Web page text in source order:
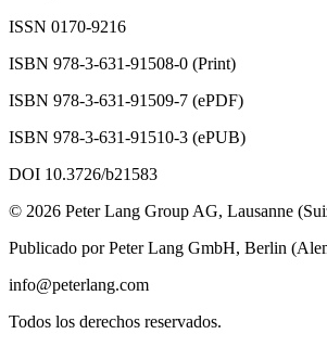
ISSN 0170-9216
ISBN 978-3-631-91508-0 (Print)
ISBN 978-3-631-91509-7 (ePDF)
ISBN 978-3-631-91510-3 (ePUB)
DOI 10.3726/b21583
© 2026 Peter Lang Group AG, Lausanne
Publicado por Peter Lang GmbH, Berlin
info@peterlang.com
Todos los derechos reservados.